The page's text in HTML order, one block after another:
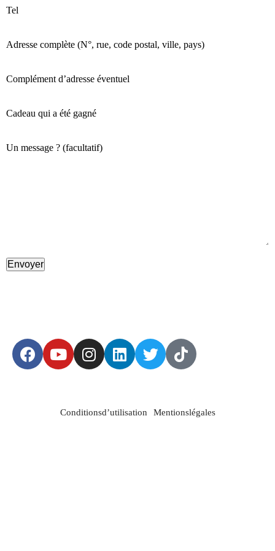
Tel
Adresse complète (N°, rue, code postal, ville, pays)
Complément d’adresse éventuel
Cadeau qui a été gagné
Un message ? (facultatif)
Conditions d’utilisation Mentions légales